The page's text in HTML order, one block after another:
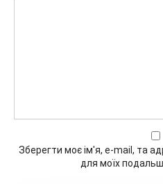
Зберегти моє ім'я, e-mail, та
для моїх